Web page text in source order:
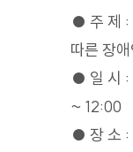
● 주 제 :
따른 장
● 일 시 :
~ 12:00
● 장 소 :